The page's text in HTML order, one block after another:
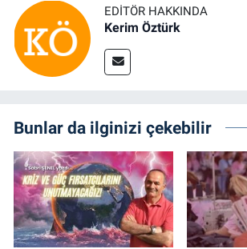
EDITÖR HAKKINDA
Kerim Öztürk
Bunlar da ilginizi çekebilir